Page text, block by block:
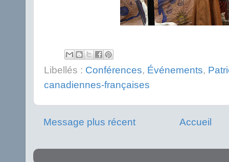
Libellés : Conférences, Événements,
canadiennes-françaises
Message plus récent Accueil